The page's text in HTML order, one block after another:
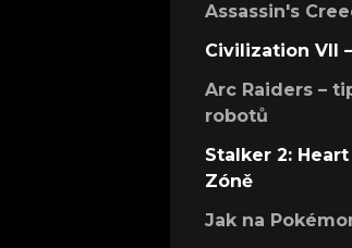
Assassin's
Civilization VII
Arc Raiders –
robotů
Stalker 2:
Zóně
Jak na